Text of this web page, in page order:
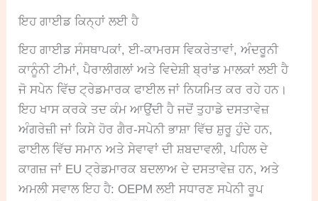
ਇਹ ਗਾਈਡ ਕਿਨ੍ਹਾਂ ਲਈ ਹੈ
ਇਹ ਗਾਈਡ ਸੰਸਥਾਪਕਾਂ, ਈ-ਕਾਮਰਸ ਵਿਕਰੇਤਾਵਾਂ, ਅੰਦਰੂਨੀ
ਕਾਨੂੰਨੀ ਟੀਮਾਂ, ਪੈਰਾਲੀਗਲਾਂ ਅਤੇ ਵਿਦੇਸ਼ੀ ਬ੍ਰਾਂਡ ਮਾਲਕਾਂ ਲਈ ਹੈ
ਜੋ ਸਪੇਨ ਵਿੱਚ ਟ੍ਰੇਡਮਾਰਕ ਫਾਈਲ ਜਾਂ ਨਿਯਮਿਤ ਕਰ ਰਹੇ ਹਨ।
ਇਹ ਖਾਸ ਕਰਕੇ ਤਦ ਕੰਮ ਆਉਂਦੀ ਹੈ ਜਦੋਂ ਤੁਹਾਡੇ ਦਸਤਾਵੇਜ਼
ਅੰਗਰੇਜ਼ੀ ਜਾਂ ਕਿਸੇ ਹੋਰ ਗੈਰ-ਸਪੇਨੀ ਭਾਸ਼ਾ ਵਿੱਚ ਸ਼ੁਰੂ ਹੁੰਦੇ ਹਨ,
ਫਾਈਲ ਵਿੱਚ ਸਮਾਨ ਅਤੇ ਸੇਵਾਵਾਂ ਦੀ ਸ਼ਬਦਾਵਲੀ, ਪਹਿਲ ਦੇ
ਕਾਗਜ਼ ਜਾਂ EU ਟ੍ਰੇਡਮਾਰਕ ਬਦਲਾਅ ਦੇ ਦਸਤਾਵੇਜ਼ ਹਨ, ਅਤੇ
ਅਮਲੀ ਸਵਾਲ ਇਹ ਹੈ: OEPM ਲਈ ਸਧਾਰਣ ਸਪੇਨੀ ਰੂਪ